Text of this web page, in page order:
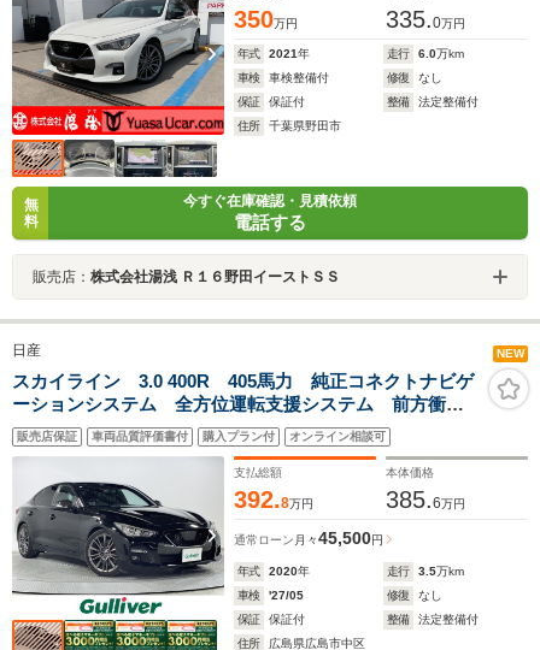
350万円 335.0万円
年式 2021年 走行 6.0万km
車検
車検整備付 修復
なし
保証
保証付 整備
法定整備付
住所
千葉県野田市
無
料
今すぐ在庫確認・見積依頼
電話する
販売店： 株式会社湯浅 Ｒ１６野田イーストＳＳ
日産 NEW
スカイライン 3.0 400R 405馬力 純正コネクトナビゲ
ーションシステム 全方位運転支援システム 前方衝突
予測警報 後側方衝突防止支援システム 後側方車両検
知警報 車間距離維持支援システム インテリジェント
販売店保証 車両品質評価書付 購入プラン付 オンライン相談可
支払総額
392.8万円
本体価格
385.6万円
通常ローン 月々45,500円
年式 2020年 走行 3.5万km
車検
'27/05 修復
なし
保証
保証付 整備
法定整備付
住所
広島県広島市中区